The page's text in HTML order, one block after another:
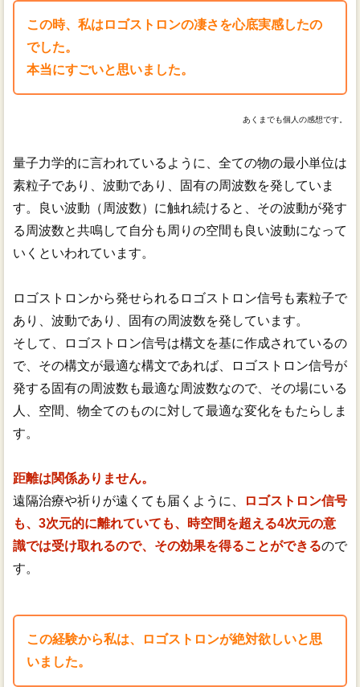
この時、私はロゴストロンの凄さを心底実感したの
でした。
本当にすごいと思いました。
あくまでも個人の感想です。
量子力学的に言われているように、全ての物の最小単位は
素粒子であり、波動であり、固有の周波数を発していま
す。良い波動（周波数）に触れ続けると、その波動が発す
る周波数と共鳴して自分も周りの空間も良い波動になって
いくといわれています。
ロゴストロンから発せられるロゴストロン信号も素粒子で
あり、波動であり、固有の周波数を発しています。
そして、ロゴストロン信号は構文を基に作成されているの
で、その構文が最適な構文であれば、ロゴストロン信号が
発する固有の周波数も最適な周波数なので、その場にいる
人、空間、物全てのものに対して最適な変化をもたらしま
す。
距離は関係ありません。
遠隔治療や祈りが遠くても届くように、
ロゴストロン信号
も、3次元的に離れていても、時空間を超える4次元の意
識では受け取れるので、その効果を得ることができるので
す。
この経験から私は、ロゴストロンが絶対欲しいと思
いました。